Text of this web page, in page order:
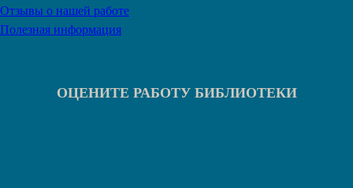
Отзывы о нашей работе
Полезная информация
ОЦЕНИТЕ РАБОТУ БИБЛИОТЕКИ